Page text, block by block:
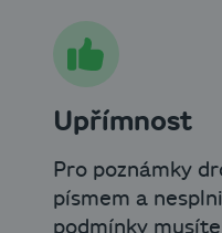
Upřímnost
Pro poznámky
písmem a
podmínky